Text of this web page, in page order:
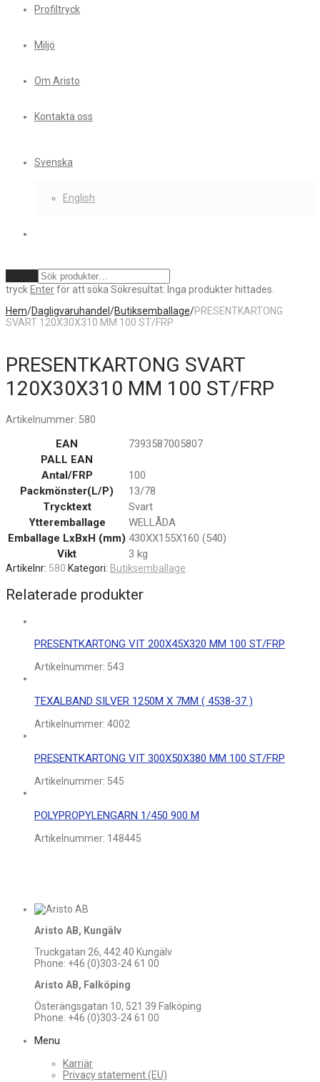
Profiltryck
Miljö
Om Aristo
Kontakta oss
Svenska
English
tryck Enterför att söka Sökresultat: Inga produkter hittades.
Hem/Dagligvaruhandel /Butiksemballage/PRESENTKARTONG
SVART 120X30X310 MM 100 ST/FRP
PRESENTKARTONG SVART
120X30X310 MM 100 ST/FRP
Artikelnummer: 580
EAN
7393587005807
PALL EAN
Antal/FRP
100
Packmönster(L/P)
13/78
Trycktext
Svart
Ytteremballage
WELLÅDA
Emballage LxBxH (mm) 430XX155X160 (540)
Vikt
3 kg
Artikelnr: 580 Kategori: Butiksemballage
Relaterade produkter
PRESENTKARTONG VIT 200X45X320 MM 100 ST/FRP
Artikelnummer: 543
TEXALBAND SILVER 1250M X 7MM ( 4538-37 )
Artikelnummer: 4002
PRESENTKARTONG VIT 300X50X380 MM 100 ST/FRP
Artikelnummer: 545
POLYPROPYLENGARN 1/450 900 M
Artikelnummer: 148445
Aristo AB, Kungälv
Truckgatan 26, 442 40 Kungälv
Phone: +46 (0)303-24 61 00
Aristo AB, Falköping
Österängsgatan 10, 521 39 Falköping
Phone: +46 (0)303-24 61 00
Menu
Karriär
Privacy statement (EU)